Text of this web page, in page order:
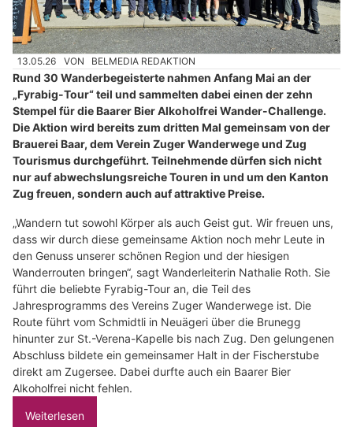
13.05.26 VON BELMEDIA REDAKTION
Rund 30 Wanderbegeisterte nahmen Anfang Mai an der
„Fyrabig-Tour“ teil und sammelten dabei einen der zehn
Stempel für die Baarer Bier Alkoholfrei Wander-Challenge.
Die Aktion wird bereits zum dritten Mal gemeinsam von der
Brauerei Baar, dem Verein Zuger Wanderwege und Zug
Tourismus durchgeführt. Teilnehmende dürfen sich nicht
nur auf abwechslungsreiche Touren in und um den Kanton
Zug freuen, sondern auch auf attraktive Preise.
„Wandern tut sowohl Körper als auch Geist gut. Wir freuen uns,
dass wir durch diese gemeinsame Aktion noch mehr Leute in
den Genuss unserer schönen Region und der hiesigen
Wanderrouten bringen“, sagt Wanderleiterin Nathalie Roth. Sie
führt die beliebte Fyrabig-Tour an, die Teil des
Jahresprogramms des Vereins Zuger Wanderwege ist. Die
Route führt vom Schmidtli in Neuägeri über die Brunegg
hinunter zur St.-Verena-Kapelle bis nach Zug. Den gelungenen
Abschluss bildete ein gemeinsamer Halt in der Fischerstube
direkt am Zugersee. Dabei durfte auch ein Baarer Bier
Alkoholfrei nicht fehlen.
Weiterlesen